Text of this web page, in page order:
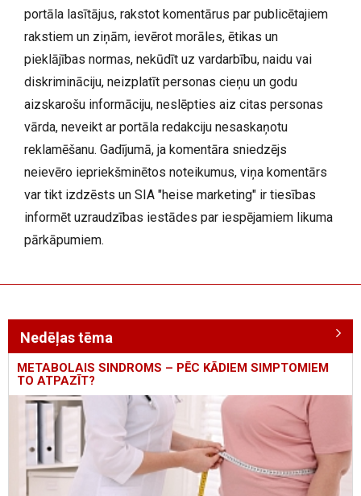
portāla lasītājus, rakstot komentārus par publicētajiem
rakstiem un ziņām, ievērot morāles, ētikas un
pieklājības normas, nekūdīt uz vardarbību, naidu vai
diskrimināciju, neizplatīt personas cieņu un godu
aizskarošu informāciju, neslēpties aiz citas personas
vārda, neveikt ar portāla redakciju nesaskaņotu
reklamēšanu. Gadījumā, ja komentāra sniedzējs
neievēro iepriekšminētos noteikumus, viņa komentārs
var tikt izdzēsts un SIA "heise marketing" ir tiesības
informēt uzraudzības iestādes par iespējamiem likuma
pārkāpumiem.
Nedēļas tēma
METABOLAIS SINDROMS – PĒC KĀDIEM SIMPTOMIEM
TO ATPAZĪT?